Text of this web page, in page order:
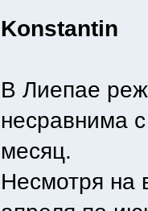
Konstantin
В Лиепае
несравнима
месяц.
Несмотря на